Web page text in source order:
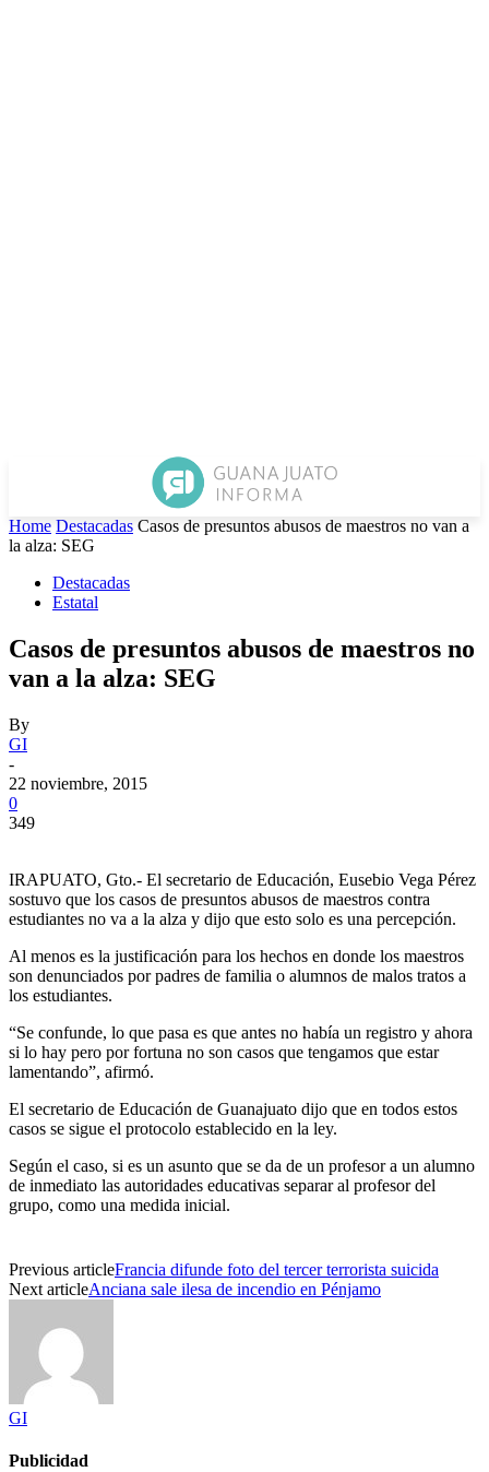
Home Destacadas Casos de presuntos abusos de maestros no van a
la alza: SEG
Destacadas
Estatal
Casos de presuntos abusos de maestros no
van a la alza: SEG
By
GI
-
22 noviembre, 2015
0
349
IRAPUATO, Gto.- El secretario de Educación, Eusebio Vega Pérez
sostuvo que los casos de presuntos abusos de maestros contra
estudiantes no va a la alza y dijo que esto solo es una percepción.
Al menos es la justificación para los hechos en donde los maestros
son denunciados por padres de familia o alumnos de malos tratos a
los estudiantes.
“Se confunde, lo que pasa es que antes no había un registro y ahora
si lo hay pero por fortuna no son casos que tengamos que estar
lamentando”, afirmó.
El secretario de Educación de Guanajuato dijo que en todos estos
casos se sigue el protocolo establecido en la ley.
Según el caso, si es un asunto que se da de un profesor a un alumno
de inmediato las autoridades educativas separar al profesor del
grupo, como una medida inicial.
Previous articleFrancia difunde foto del tercer terrorista suicida
Next articleAnciana sale ilesa de incendio en Pénjamo
GI
Publicidad